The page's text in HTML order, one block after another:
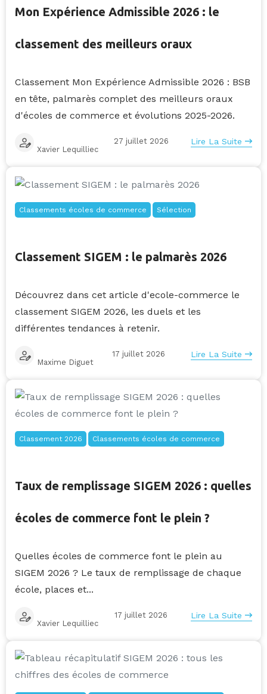
Mon Expérience Admissible 2026 : le
classement des meilleurs oraux
Classement Mon Expérience Admissible 2026 : BSB
en tête, palmarès complet des meilleurs oraux
d'écoles de commerce et évolutions 2025-2026.
Xavier Lequilliec
27 juillet 2026 Lire La Suite
Classements écoles de commerce Sélection
Classement SIGEM : le palmarès 2026
Découvrez dans cet article d'ecole-commerce le
classement SIGEM 2026, les duels et les
différentes tendances à retenir.
Maxime Diguet
17 juillet 2026 Lire La Suite
Classement 2026 Classements écoles de commerce
Taux de remplissage SIGEM 2026 : quelles
écoles de commerce font le plein ?
Quelles écoles de commerce font le plein au
SIGEM 2026 ? Le taux de remplissage de chaque
école, places et...
Xavier Lequilliec
17 juillet 2026 Lire La Suite